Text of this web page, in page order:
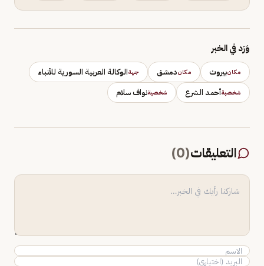
وَرَد في الخبر
مكانبيروت مكاندمشق جهةالوكالة العربية السورية للأنباء
شخصيةأحمد الشرع شخصيةنواف سلام
التعليقات(
0
)